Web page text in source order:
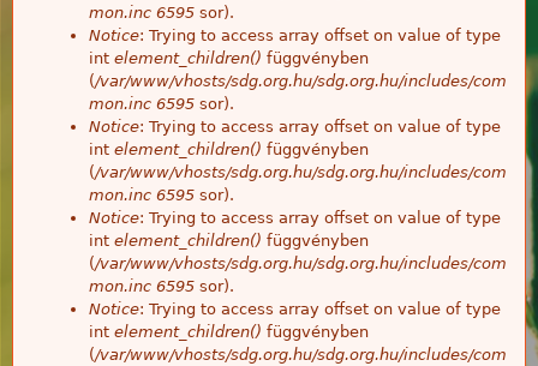
mon.inc 6595 sor).
Notice: Trying to access array offset on value of type
int element_children() függvényben
(/var/www/vhosts/sdg.org.hu/sdg.org.hu/includes/com
mon.inc 6595 sor).
Notice: Trying to access array offset on value of type
int element_children() függvényben
(/var/www/vhosts/sdg.org.hu/sdg.org.hu/includes/com
mon.inc 6595 sor).
Notice: Trying to access array offset on value of type
int element_children() függvényben
(/var/www/vhosts/sdg.org.hu/sdg.org.hu/includes/com
mon.inc 6595 sor).
Notice: Trying to access array offset on value of type
int element_children() függvényben
(/var/www/vhosts/sdg.org.hu/sdg.org.hu/includes/com